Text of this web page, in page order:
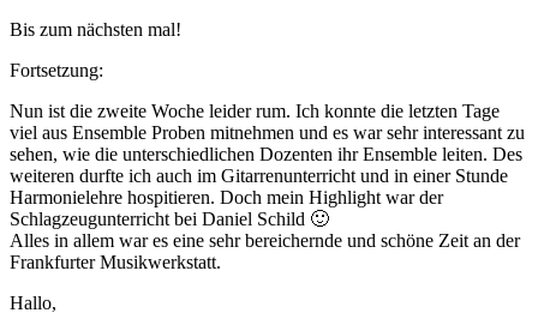
Bis zum nächsten mal!
Fortsetzung:
Nun ist die zweite Woche leider rum. Ich konnte die letzten Tage
viel aus Ensemble Proben mitnehmen und es war sehr interessant zu
sehen, wie die unterschiedlichen Dozenten ihr Ensemble leiten. Des
weiteren durfte ich auch im Gitarrenunterricht und in einer Stunde
Harmonielehre hospitieren. Doch mein Highlight war der
Schlagzeugunterricht bei Daniel Schild 🙂
Alles in allem war es eine sehr bereichernde und schöne Zeit an der
Frankfurter Musikwerkstatt.
Hallo,